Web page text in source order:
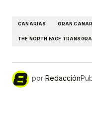
CANARIAS GRAN
THE NORTH FACE
por Redacción